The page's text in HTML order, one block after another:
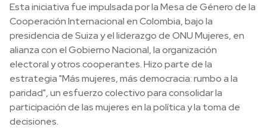
Esta iniciativa fue impulsada por la Mesa de Género de la
Cooperación Internacional en Colombia, bajo la
presidencia de Suiza y el liderazgo de ONU Mujeres, en
alianza con el Gobierno Nacional, la organización
electoral y otros cooperantes. Hizo parte de la
estrategia "Más mujeres, más democracia: rumbo a la
paridad", un esfuerzo colectivo para consolidar la
participación de las mujeres en la política y la toma de
decisiones.